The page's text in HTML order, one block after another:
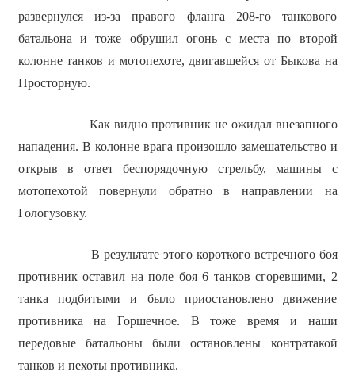
развернулся из-за правого фланга 208-го танкового
батальона и тоже обрушил огонь с места по второй
колонне танков и мотопехоте, двигавшейся от Быкова на
Просторную.
Как видно противник не ожидал внезапного
нападения. В колонне врага произошло замешательство и
открыв в ответ беспорядочную стрельбу, машины с
мотопехотой повернули обратно в направлении на
Гологузовку.
В результате этого короткого встречного боя
противник оставил на поле боя 6 танков сгоревшими, 2
танка подбитыми и было приостановлено движение
противника на Горшечное. В тоже время и наши
передовые батальоны были остановлены контратакой
танков и пехоты противника.